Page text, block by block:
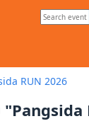
RUN 2026